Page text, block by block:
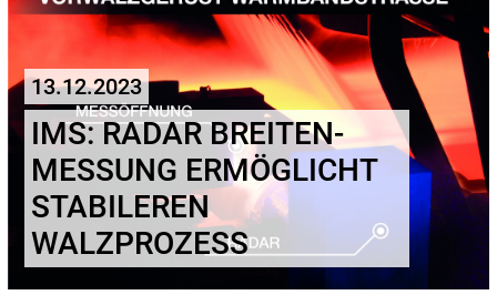
13.12.2023
IMS: RADAR BREITEN-
MESSUNG ERMÖGLICHT
STABILEREN
WALZPROZESS